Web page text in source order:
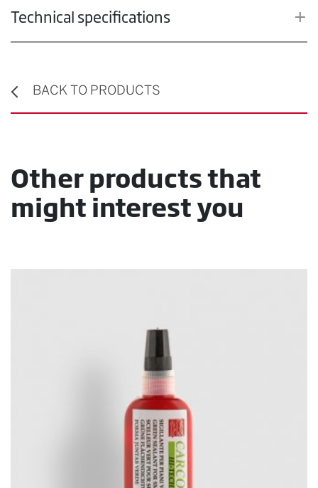
Technical specifications
BACK TO PRODUCTS
Other products that
might interest you